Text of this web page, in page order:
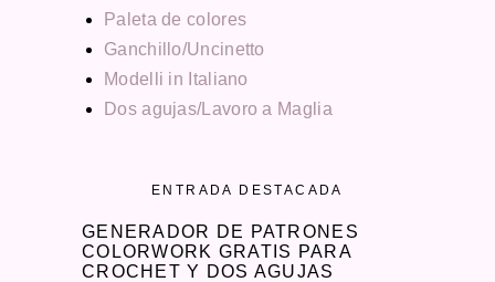
Paleta de colores
Ganchillo/Uncinetto
Modelli in Italiano
Dos agujas/Lavoro a Maglia
ENTRADA DESTACADA
GENERADOR DE PATRONES
COLORWORK GRATIS PARA
CROCHET Y DOS AGUJAS